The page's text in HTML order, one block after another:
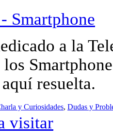
Smartphone
a la
los
resuelta.
y Curiosidades, Dudas y
visitar